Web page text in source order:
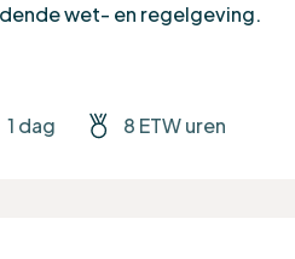
wet- en regelgeving.
1 dag 8 ETW uren